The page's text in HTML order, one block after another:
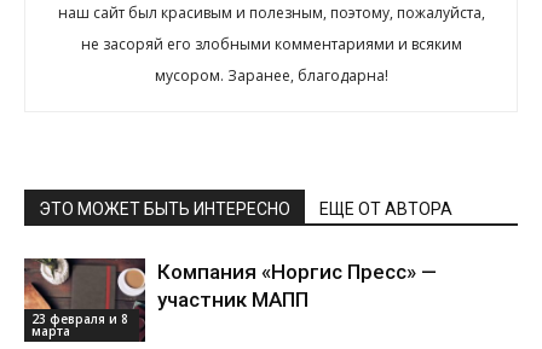
наш сайт был красивым и полезным, поэтому, пожалуйста,
не засоряй его злобными комментариями и всяким
мусором. Заранее, благодарна!
ЭТО МОЖЕТ БЫТЬ ИНТЕРЕСНО ЕЩЕ ОТ АВТОРА
23 февраля и 8
марта
Компания «Норгис Пресс» —
участник МАПП